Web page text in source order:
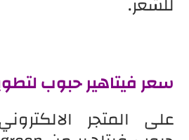
سعر فيتاهير حبوب
على المتجر